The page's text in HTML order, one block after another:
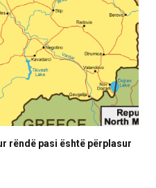
rëndë pasi është përplasur